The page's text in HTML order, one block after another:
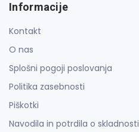
Informacije
Kontakt
O nas
Splošni pogoji poslovanja
Politika zasebnosti
Piškotki
Navodila in potrdila o skladnosti